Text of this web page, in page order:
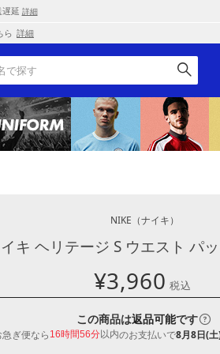
遅延 詳細
ら 詳細
NIKE （ナイキ）
キ ヘリテージ S ウエスト パ
¥3,960 税込
この商品は返品可能です
急ぎ便なら 16時間56分以内のお支払いで8月8日(